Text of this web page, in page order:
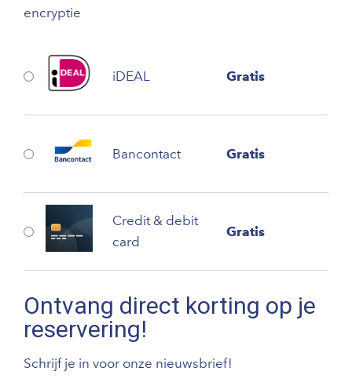
encryptie
iDEAL Gratis
Bancontact Gratis
Credit & debit
card
Gratis
Ontvang direct korting op je
reservering!
Schrijf je in voor onze nieuwsbrief!